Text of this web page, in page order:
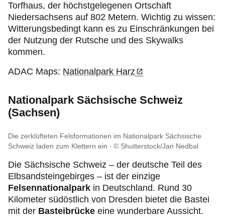
Torfhaus, der höchstgelegenen Ortschaft
Niedersachsens auf 802 Metern. Wichtig zu wissen:
Witterungsbedingt kann es zu Einschränkungen bei
der Nutzung der Rutsche und des Skywalks
kommen.
ADAC Maps: Nationalpark Harz
Nationalpark Sächsische Schweiz
(Sachsen)
Die zerklüfteten Felsformationen im Nationalpark Sächsische
Schweiz laden zum Klettern ein
© Shutterstock/Jan Nedbal
Die Sächsische Schweiz – der deutsche Teil des
Elbsandsteingebirges – ist der einzige
Felsennationalpark in Deutschland. Rund 30
Kilometer südöstlich von Dresden bietet die Bastei
mit der Basteibrücke eine wunderbare Aussicht.